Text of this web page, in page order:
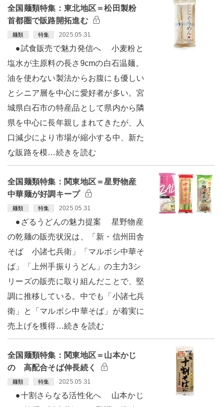
全国麺類特集：東北地区＝松田製粉
首都圏で販路開拓進む
麺類 特集 2025.05.31
●試食販売で魅力発信へ 小麦粉と
塩水が主原料の長さ9cmの白石温麺。
油を使わない製法からお腹にも優しい
とシニア層を中心に愛好者が多い。宮
城県白石市の特産品として県内から隣
県を中心に長年親しまれてきたが、人
口減少により市場が縮小する中、新た
な販路を模…続きを読む
全国麺類特集：関東地区＝星野物産
中華麺が好調キープ
麺類 特集 2025.05.31
●ざるうどんの魅力提案 星野物産
の乾麺の販売状況は、「新・信州田舎
そば 小諸七兵衛」「マルボシ中華そ
ば」「上州手振りうどん」の主力3シ
リーズの販売に取り組んだことで、堅
調に推移している。中でも「小諸七兵
衛」と「マルボシ中華そば」が着実に
売上げを獲得…続きを読む
全国麺類特集：関東地区＝山本かじ
の 高配合そば伸長続く
麺類 特集 2025.05.31
●十割さらなる活性化へ 山本かじ